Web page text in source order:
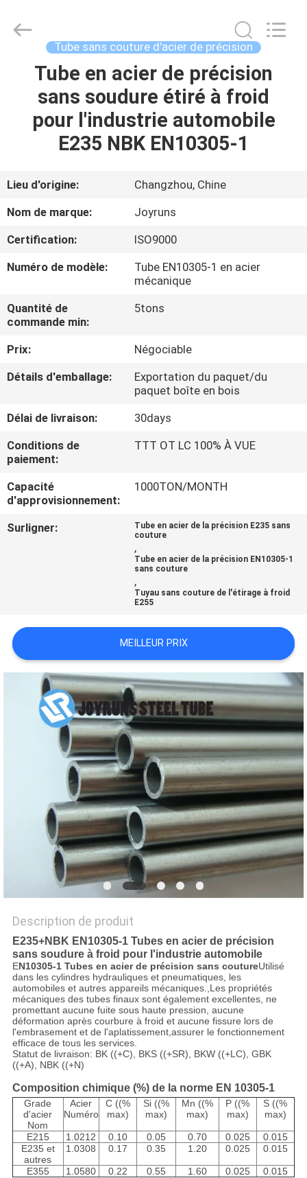
MAISON
PRODUITS
SUJET
DES
USA
VISITE
D'USINE
CONTRÔLE
QUALITÉ
NOUS
DEMANDEZ
UNE
SITE
POLITIQUE
MATIÈRE
PROTECTION
PRIVÉE
Joyruns
Steel
Tube sans couture d'acier de précision
Tube en acier de précision
sans soudure étiré à froid
pour l'industrie automobile
E235 NBK EN10305-1
Lieu d'origine:
Changzhou, Chine
Nom de marque:
Joyruns
Certification:
ISO9000
Numéro de modèle:
Tube EN10305-1 en acier
mécanique
Quantité de
commande min:
5tons
Prix:
Négociable
Détails d'emballage:
Exportation du paquet/du
paquet boîte en bois
Délai de livraison:
30days
Conditions de
paiement:
TTT OT LC 100% À VUE
Capacité
d'approvisionnement:
1000TON/MONTH
Surligner:
Tube en acier de la précision E235 sans
couture
,
Tube en acier de la précision EN10305-1
sans couture
,
Tuyau sans couture de l'étirage à froid
E255
MEILLEUR PRIX
Description de produit
E235+NBK EN10305-1 Tubes en acier de précision
sans soudure à froid pour l'industrie automobile
EN10305-1 Tubes en acier de précision sans coutureUtilisé
dans les cylindres hydrauliques et pneumatiques, les
automobiles et autres appareils mécaniques.,Les propriétés
mécaniques des tubes finaux sont également excellentes, ne
promettant aucune fuite sous haute pression, aucune
déformation après courbure à froid et aucune fissure lors de
l'embrasement et de l'aplatissement,assurer le fonctionnement
efficace de tous les services.
Statut de livraison: BK ((+C), BKS ((+SR), BKW ((+LC), GBK
((+A), NBK ((+N)
Composition chimique (%) de la norme EN 10305-1
Grade
d'acier
Nom
Acier
Numéro
C ((%
max)
Si ((%
max)
Mn ((%
max)
P ((%
max)
S ((%
max)
E215 1.0212 0.10 0.05 0.70 0.025
0.015
E235 et
autres
1.0308 0.17 0.35 1.20 0.025 0.015
E355 1.0580 0.22 0.55 1.60 0.025 0.015